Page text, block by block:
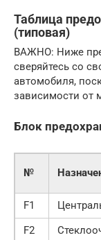
Таблица
(типовая)
ВАЖНО: Ниже
сверяйтесь со
автомобиля,
зависимости от
Блок
№
F1
F2